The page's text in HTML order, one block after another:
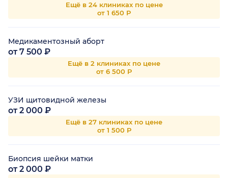
Ещё в 24 клиниках по цене
от 1 650 Р
Медикаментозный аборт
от 7 500 ₽
Ещё в 2 клиниках по цене
от 6 500 Р
УЗИ щитовидной железы
от 2 000 ₽
Ещё в 27 клиниках по цене
от 1 500 Р
Биопсия шейки матки
от 2 000 ₽